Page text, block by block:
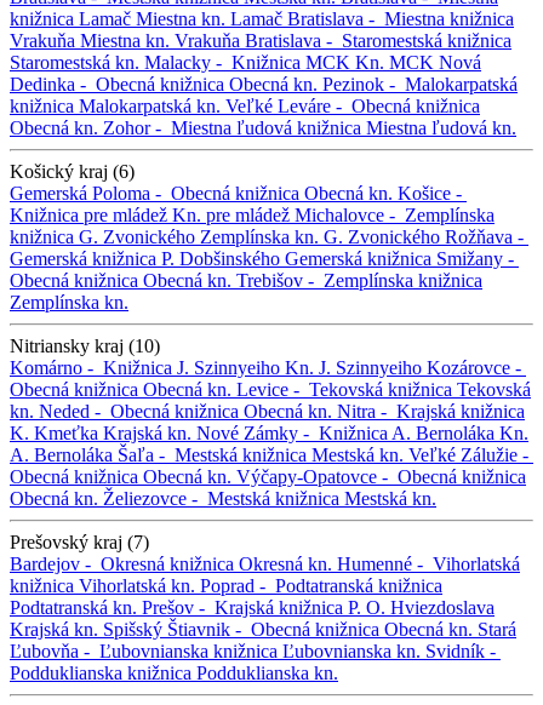
knižnica Lamač Miestna kn. Lamač Bratislava - Miestna knižnica
Vrakuňa Miestna kn. Vrakuňa Bratislava - Staromestská knižnica
Staromestská kn. Malacky - Knižnica MCK Kn. MCK Nová
Dedinka - Obecná knižnica Obecná kn. Pezinok - Malokarpatská
knižnica Malokarpatská kn. Veľké Leváre - Obecná knižnica
Obecná kn. Zohor - Miestna ľudová knižnica Miestna ľudová kn.
Košický kraj (6)
Gemerská Poloma - Obecná knižnica Obecná kn. Košice -
Knižnica pre mládež Kn. pre mládež Michalovce - Zemplínska
knižnica G. Zvonického Zemplínska kn. G. Zvonického Rožňava -
Gemerská knižnica P. Dobšinského Gemerská knižnica Smižany -
Obecná knižnica Obecná kn. Trebišov - Zemplínska knižnica
Zemplínska kn.
Nitriansky kraj (10)
Komárno - Knižnica J. Szinnyeiho Kn. J. Szinnyeiho Kozárovce -
Obecná knižnica Obecná kn. Levice - Tekovská knižnica Tekovská
kn. Neded - Obecná knižnica Obecná kn. Nitra - Krajská knižnica
K. Kmeťka Krajská kn. Nové Zámky - Knižnica A. Bernoláka Kn.
A. Bernoláka Šaľa - Mestská knižnica Mestská kn. Veľké Zálužie -
Obecná knižnica Obecná kn. Výčapy-Opatovce - Obecná knižnica
Obecná kn. Želiezovce - Mestská knižnica Mestská kn.
Prešovský kraj (7)
Bardejov - Okresná knižnica Okresná kn. Humenné - Vihorlatská
knižnica Vihorlatská kn. Poprad - Podtatranská knižnica
Podtatranská kn. Prešov - Krajská knižnica P. O. Hviezdoslava
Krajská kn. Spišský Štiavnik - Obecná knižnica Obecná kn. Stará
Ľubovňa - Ľubovnianska knižnica Ľubovnianska kn. Svidník -
Podduklianska knižnica Podduklianska kn.